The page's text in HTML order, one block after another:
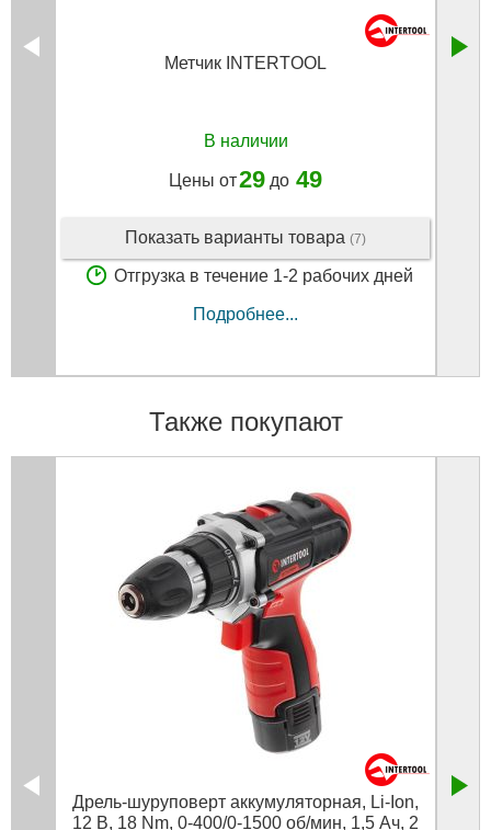
Метчик INTERTOOL
В наличии
Цены от29 до 49
Показать варианты товара (7)
Отгрузка в течение 1-2 рабочих дней
Подробнее...
Также покупают
Дрель-шуруповерт аккумуляторная, Li-Ion,
12 В, 18 Nm, 0-400/0-1500 об/мин, 1,5 Ач, 2